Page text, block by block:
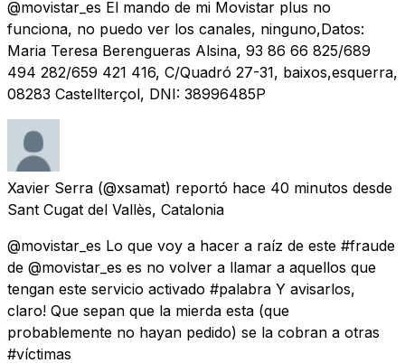
@movistar_es El mando de mi Movistar plus no
funciona, no puedo ver los canales, ninguno,Datos:
Maria Teresa Berengueras Alsina, 93 86 66 825/689
494 282/659 421 416, C/Quadró 27-31, baixos,esquerra,
08283 Castellterçol, DNI: 38996485P
Xavier Serra (@xsamat) reportó hace 40 minutos desde
Sant Cugat del Vallès, Catalonia
@movistar_es Lo que voy a hacer a raíz de este #fraude
de @movistar_es es no volver a llamar a aquellos que
tengan este servicio activado #palabra Y avisarlos,
claro! Que sepan que la mierda esta (que
probablemente no hayan pedido) se la cobran a otras
#víctimas